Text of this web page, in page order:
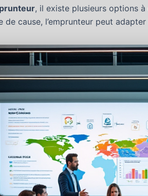
, il existe plusieurs options à
cause, l’emprunteur peut